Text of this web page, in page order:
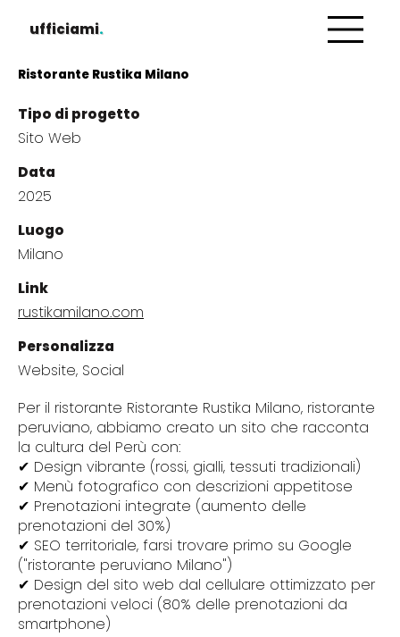
ufficiami.
Ristorante Rustika Milano
Tipo di progetto
Sito Web
Data
2025
Luogo
Milano
Link
rustikamilano.com
Personalizza
Website, Social
Per il ristorante Ristorante Rustika Milano, ristorante
peruviano, abbiamo creato un sito che racconta
la cultura del Perù con:
✔ Design vibrante (rossi, gialli, tessuti tradizionali)
✔ Menù fotografico con descrizioni appetitose
✔ Prenotazioni integrate (aumento delle
prenotazioni del 30%)
✔ SEO territoriale, farsi trovare primo su Google
("ristorante peruviano Milano")
✔ Design del sito web dal cellulare ottimizzato per
prenotazioni veloci (80% delle prenotazioni da
smartphone)